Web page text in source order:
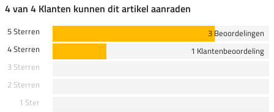
4 van 4 Klanten kunnen dit artikel aanraden
5 Sterren
3 Beoordelingen
4 Sterren
1 Klantenbeoordeling
3 Sterren
2 Sterren
1 Ster